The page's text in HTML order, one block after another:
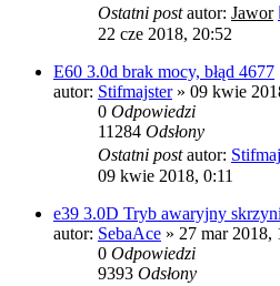
Ostatni postautor: Jawor
22 cze 2018, 20:52
E60 3.0d brak mocy, błąd 4677
autor: Stifmajster» 09 kwie
0 Odpowiedzi
11284 Odsłony
Ostatni postautor:
09 kwie 2018, 0:11
e39 3.0D Tryb awaryjny
autor: SebaAce » 27 mar 2018,
0 Odpowiedzi
9393 Odsłony